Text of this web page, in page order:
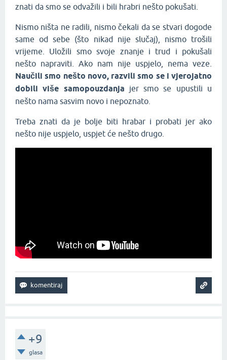
znati da smo se odvažili i bili hrabri nešto pokušati.
Nismo ništa ne radili, nismo čekali da se stvari dogode
same od sebe (što nikad nije slučaj), nismo trošili
vrijeme. Uložili smo svoje znanje i trud i pokušali
nešto napraviti. Ako nam nije uspjelo, nema veze.
Naučili smo nešto novo, razvili smo se i vjerojatno
dobili više samopouzdanja jer smo se upustili u
nešto nama sasvim novo i nepoznato.
Treba znati da je bolje biti hrabar i probati jer ako
nešto nije uspjelo, uspjet će nešto drugo.
+9
glasa